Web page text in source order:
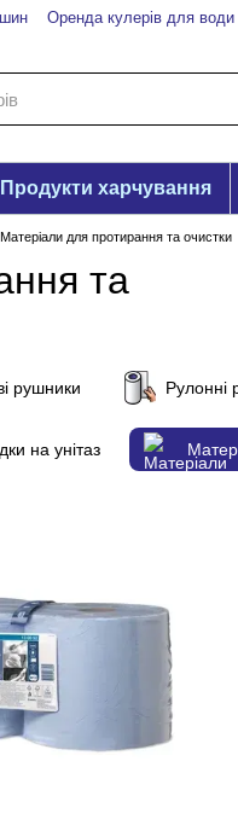
Оренда кулерів для води
Продукти харчування
Матеріали для протирання та очистки
та
рушники Рулонні
на унітаз